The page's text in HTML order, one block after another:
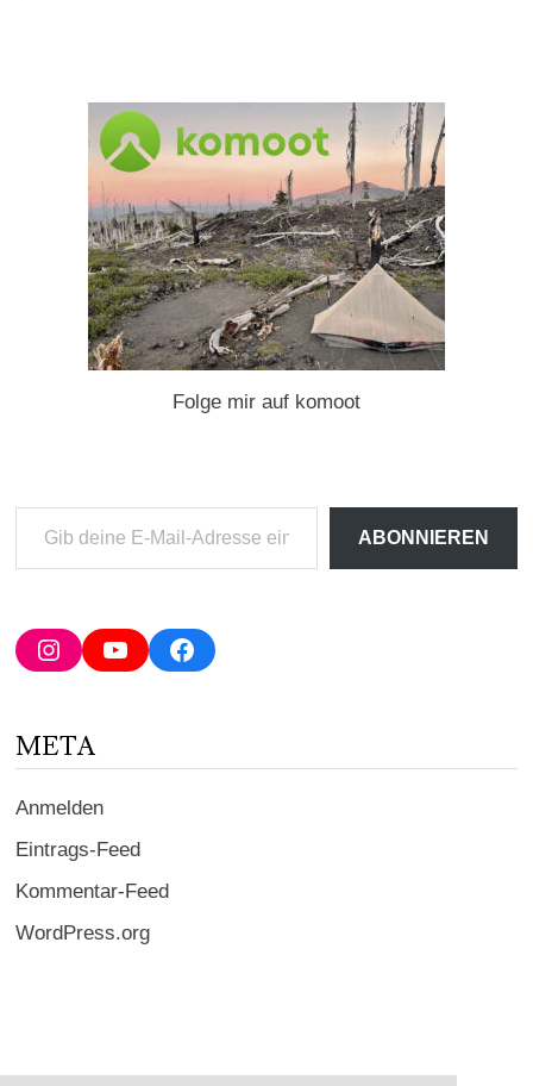
Folge mir auf komoot
deine
Adresse
ein ...
ABONNIEREN
InstagramYouTubeFacebook
META
Anmelden
Eintrags-Feed
Kommentar-Feed
WordPress.org